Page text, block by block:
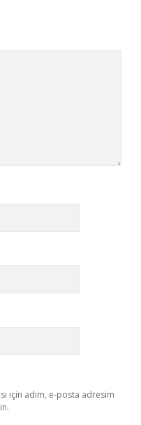
için adım, e-posta adresim